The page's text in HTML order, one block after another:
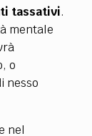
tassativi.
mentale
o
nesso
nel